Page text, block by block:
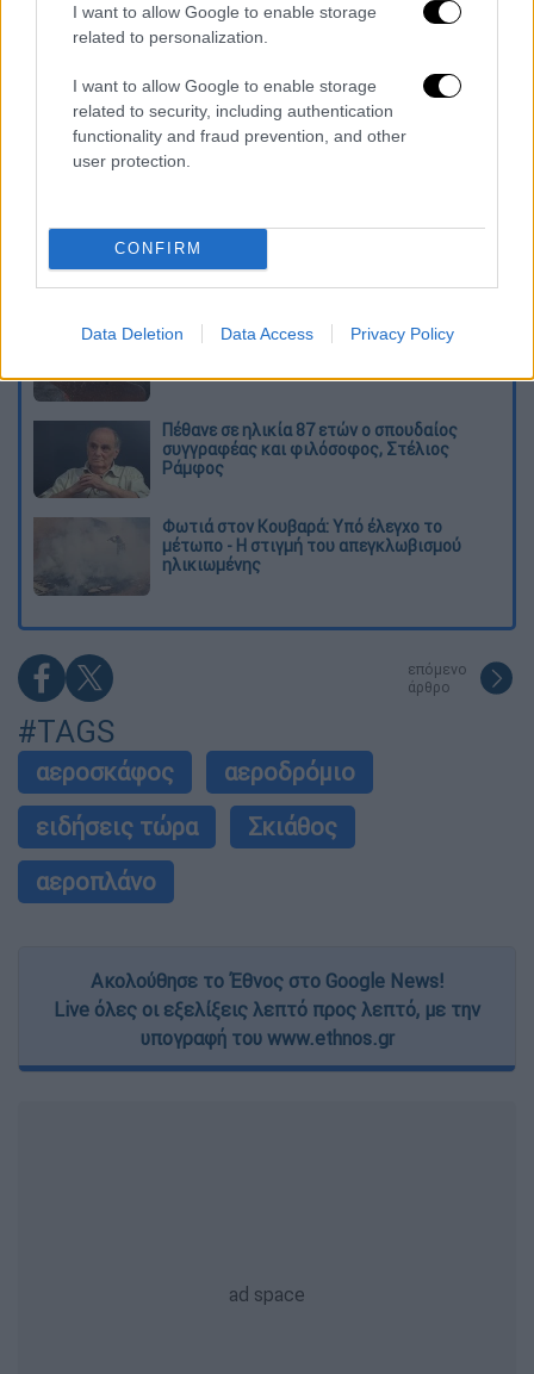
I want to allow Google to enable storage
related to personalization.
I want to allow Google to enable storage
related to security, including authentication
functionality and fraud prevention, and other
user protection.
CONFIRM
Data Deletion Data Access Privacy Policy
στέλεχος του κόμματος να πει στον Μπόρις
Τζόνσον να παραιτηθεί
Brad Pitt: Λέει ξανά ότι πάσχει από
προσωπαγνωσία - «Κανείς δεν με πιστεύει»
«Είχαν άδεια για τις Αλυκές,
προσγειώθηκαν στο... Σαρακήνικο:
Προθεσμία να απολογηθούν ζήτησαν
χειριστής και ιδιοκτήτης
Έκκληση για περιορισμό της κατανάλωσης
Πέθανε σε ηλικία 87 ετών ο σπουδαίος
συγγραφέας και φιλόσοφος, Στέλιος
Ράμφος
Φωτιά στον Κουβαρά: Υπό έλεγχο το
μέτωπο - Η στιγμή του απεγκλωβισμού
ηλικιωμένης
επόμενο
άρθρο
#TAGS
αεροσκάφος
αεροδρόμιο
ειδήσεις τώρα
Σκιάθος
αεροπλάνο
Ακολούθησε το Έθνος στο Google News!
Live όλες οι εξελίξεις λεπτό προς λεπτό, με την
υπογραφή του www.ethnos.gr